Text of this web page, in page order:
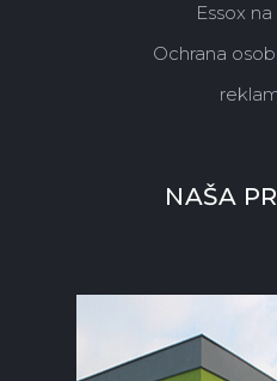
Essox
Ochrana
NAŠA